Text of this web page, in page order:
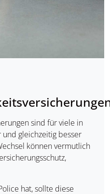
sind für viele in
gleichzeitig besser
können vermutlich
hat, sollte diese